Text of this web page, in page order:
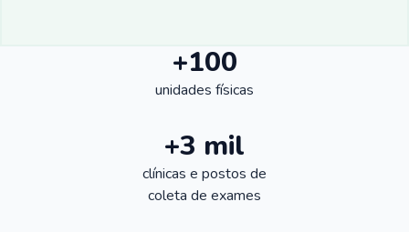
+100
unidades físicas
+3 mil
clínicas e postos de
coleta de exames